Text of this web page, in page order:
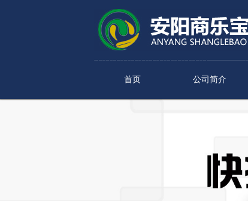
首页 公司简介